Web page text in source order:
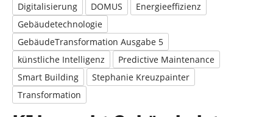
Digitalisierung
DOMUS
Energieeffizienz
Gebäudetechnologie
GebäudeTransformation Ausgabe 5
künstliche Intelligenz
Predictive Maintenance
Smart Building
Stephanie Kreuzpainter
Transformation